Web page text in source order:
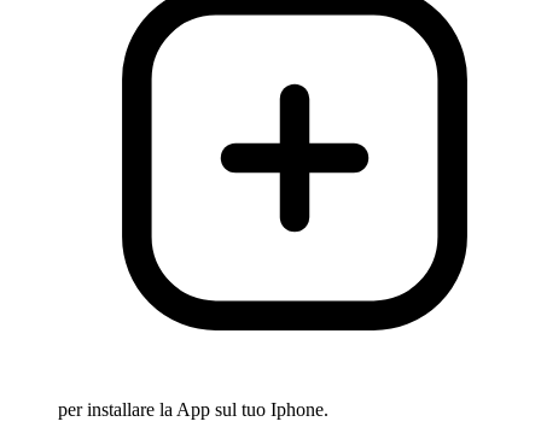
per installare la App sul tuo Iphone.